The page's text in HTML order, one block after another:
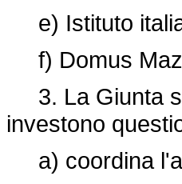
e) Istituto
f) Domus
3. La Giunta
investono
a) coordina